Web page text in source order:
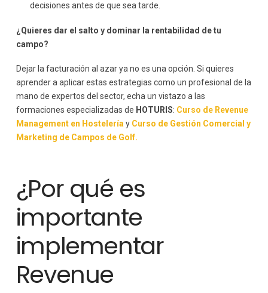
decisiones antes de que sea tarde.
¿Quieres dar el salto y dominar la rentabilidad de tu
campo?
Dejar la facturación al azar ya no es una opción. Si quieres
aprender a aplicar estas estrategias como un profesional de la
mano de expertos del sector, echa un vistazo a las
formaciones especializadas de HOTURIS: Curso de Revenue
Management en Hostelería y Curso de Gestión Comercial y
Marketing de Campos de Golf.
¿Por qué es
importante
implementar
Revenue